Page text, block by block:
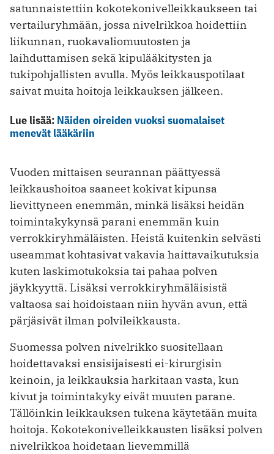
satunnaistettiin kokotekonivelleikkaukseen tai
vertailuryhmään, jossa nivelrikkoa hoidettiin
liikunnan, ruokavaliomuutosten ja
laihduttamisen sekä kipulääkitysten ja
tukipohjallisten avulla. Myös leikkauspotilaat
saivat muita hoitoja leikkauksen jälkeen.
Lue lisää: Näiden oireiden vuoksi suomalaiset
menevät lääkäriin
Vuoden mittaisen seurannan päättyessä
leikkaushoitoa saaneet kokivat kipunsa
lievittyneen enemmän, minkä lisäksi heidän
toimintakykynsä parani enemmän kuin
verrokkiryhmäläisten. Heistä kuitenkin selvästi
useammat kohtasivat vakavia haittavaikutuksia
kuten laskimotukoksia tai pahaa polven
jäykkyyttä. Lisäksi verrokkiryhmäläisistä
valtaosa sai hoidoistaan niin hyvän avun, että
pärjäsivät ilman polvileikkausta.
Suomessa polven nivelrikko suositellaan
hoidettavaksi ensisijaisesti ei-kirurgisin
keinoin, ja leikkauksia harkitaan vasta, kun
kivut ja toimintakyky eivät muuten parane.
Tällöinkin leikkauksen tukena käytetään muita
hoitoja. Kokotekonivelleikkausten lisäksi polven
nivelrikkoa hoidetaan lievemmillä